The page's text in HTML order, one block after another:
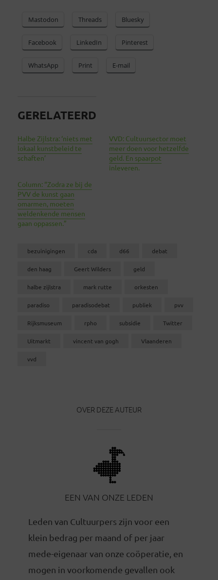
Mastodon Threads Bluesky
Facebook LinkedIn Pinterest
WhatsApp Print E-mail
GERELATEERD
Halbe Zijlstra: ‘niets met
lokaal kunstbeleid te
schaften’
VVD: Cultuursector moet
meer doen voor hetzelfde
geld. En spaarpot
inleveren.
Column: “Zodra ze bij de
PVV de kunst gaan
omarmen, moeten
weldenkende mensen
gaan oppassen.”
bezuinigingen cda d66 debat
den haag Geert Wilders geld
halbe zijlstra mark rutte orkesten
paradiso paradisodebat publiek pvv
Rijksmuseum rpho subsidie Twitter
Uitmarkt vincent van gogh Vlaanderen
vvd
OVER DEZE AUTEUR
EEN VAN ONZE LEDEN
Leden van Cultuurpers zijn voor een
klein bedrag per maand of per jaar
mede-eigenaar van onze coöperatie, en
mogen in voorkomende gevallen ook